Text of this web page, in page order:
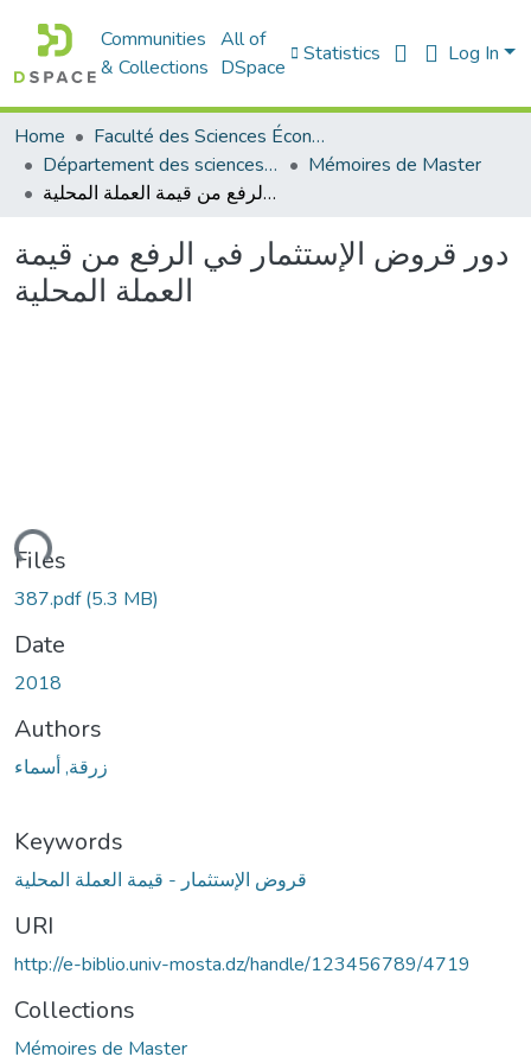
Communities
& Collections
All of
DSpace
Statistics Log In
Home
Faculté des Sciences Économiques Commerciales et des Sciences de Gestion
Département des sciences économiques
Mémoires de Master
دور قروض الإستثمار في الرفع من قيمة العملة المحلية
دور قروض الإستثمار في الرفع من قيمة
العملة المحلية
Files
387.pdf(5.3 MB)
Date
2018
Authors
زرقة, أسماء
Keywords
قروض الإستثمار - قيمة العملة المحلية
URI
http://e-biblio.univ-mosta.dz/handle/123456789/4719
Collections
Mémoires de Master